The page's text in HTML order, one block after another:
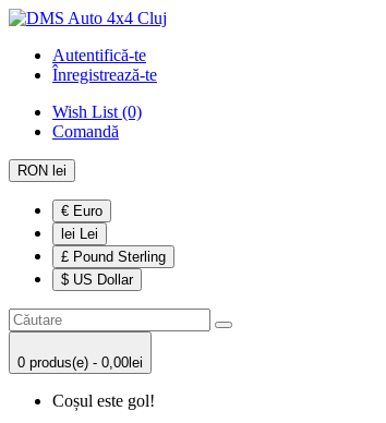
Autentifică-te
Înregistrează-te
Wish List (0)
Comandă
RON lei
€ Euro
lei Lei
£ Pound Sterling
$ US Dollar
0 produs(e) - 0,00lei
Coșul este gol!